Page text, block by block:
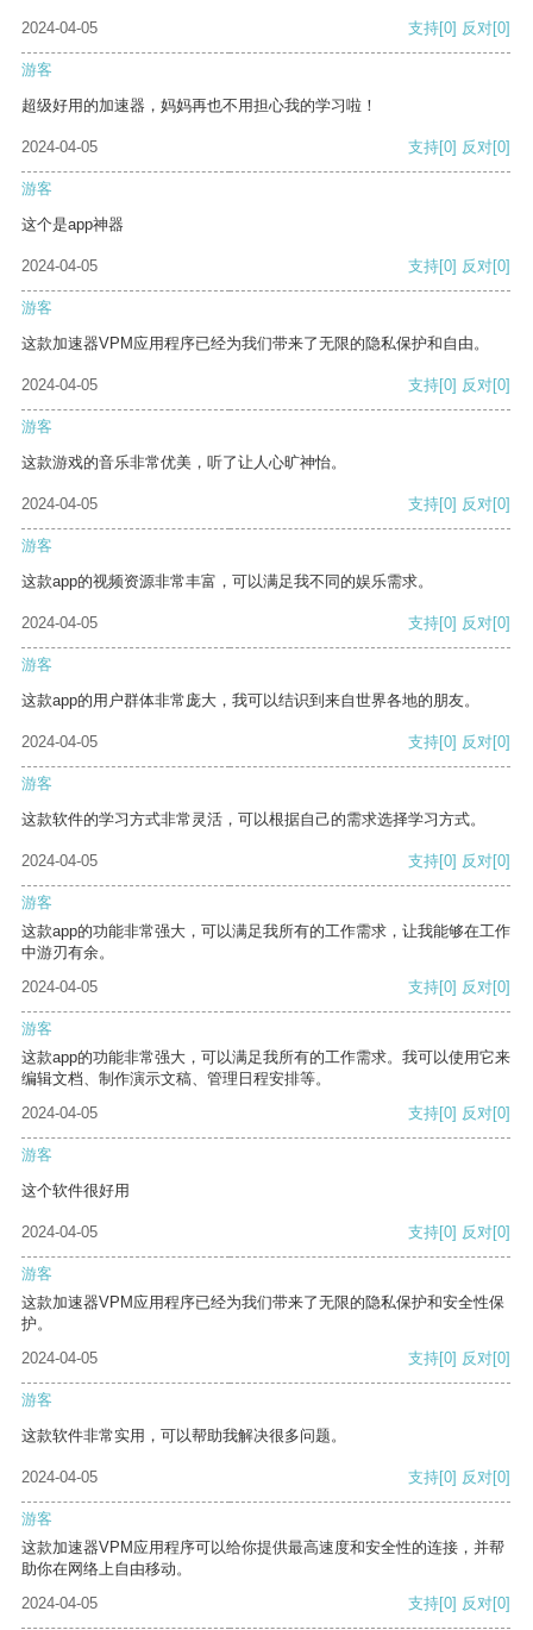
2024-04-05 支持[0] 反对[0]
游客
超级好用的加速器，妈妈再也不用担心我的学习啦！
2024-04-05 支持[0] 反对[0]
游客
这个是app神器
2024-04-05 支持[0] 反对[0]
游客
这款加速器VPM应用程序已经为我们带来了无限的隐私保护和自由。
2024-04-05 支持[0] 反对[0]
游客
这款游戏的音乐非常优美，听了让人心旷神怡。
2024-04-05 支持[0] 反对[0]
游客
这款app的视频资源非常丰富，可以满足我不同的娱乐需求。
2024-04-05 支持[0] 反对[0]
游客
这款app的用户群体非常庞大，我可以结识到来自世界各地的朋友。
2024-04-05 支持[0] 反对[0]
游客
这款软件的学习方式非常灵活，可以根据自己的需求选择学习方式。
2024-04-05 支持[0] 反对[0]
游客
这款app的功能非常强大，可以满足我所有的工作需求，让我能够在工作
中游刃有余。
2024-04-05
支持[0] 反对[0]
游客
这款app的功能非常强大，可以满足我所有的工作需求。我可以使用它来
编辑文档、制作演示文稿、管理日程安排等。
2024-04-05
支持[0] 反对[0]
游客
这个软件很好用
2024-04-05 支持[0] 反对[0]
游客
这款加速器VPM应用程序已经为我们带来了无限的隐私保护和安全性保
护。
2024-04-05
支持[0] 反对[0]
游客
这款软件非常实用，可以帮助我解决很多问题。
2024-04-05 支持[0] 反对[0]
游客
这款加速器VPM应用程序可以给你提供最高速度和安全性的连接，并帮
助你在网络上自由移动。
2024-04-05
支持[0] 反对[0]